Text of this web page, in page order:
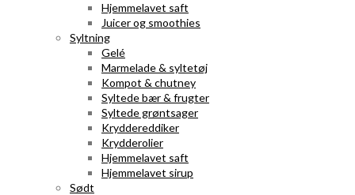
Hjemmelavet saft
Juicer og smoothies
Syltning
Gelé
Marmelade & syltetøj
Kompot & chutney
Syltede bær & frugter
Syltede grøntsager
Kryddereddiker
Krydderolier
Hjemmelavet saft
Hjemmelavet sirup
Sødt